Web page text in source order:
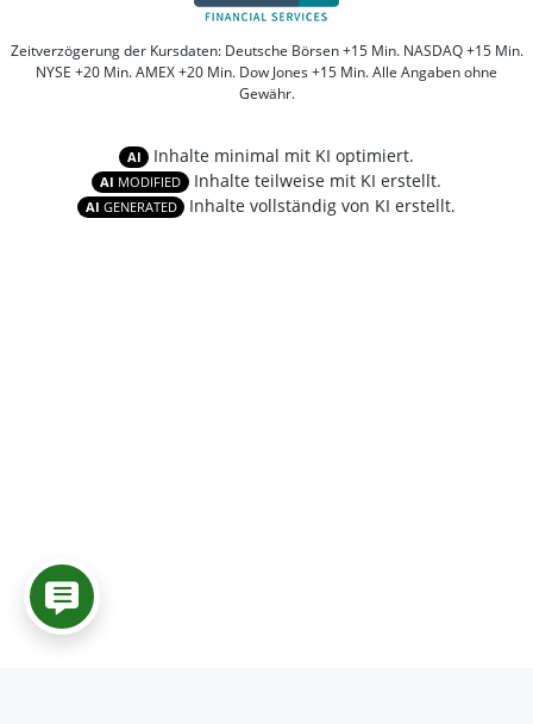
Zeitverzögerung der Kursdaten: Deutsche Börsen +15 Min. NASDAQ +15 Min.
NYSE +20 Min. AMEX +20 Min. Dow Jones +15 Min. Alle Angaben ohne
Gewähr.
AI Inhalte minimal mit KI optimiert.
AI MODIFIED Inhalte teilweise mit KI erstellt.
AI GENERATED Inhalte vollständig von KI erstellt.